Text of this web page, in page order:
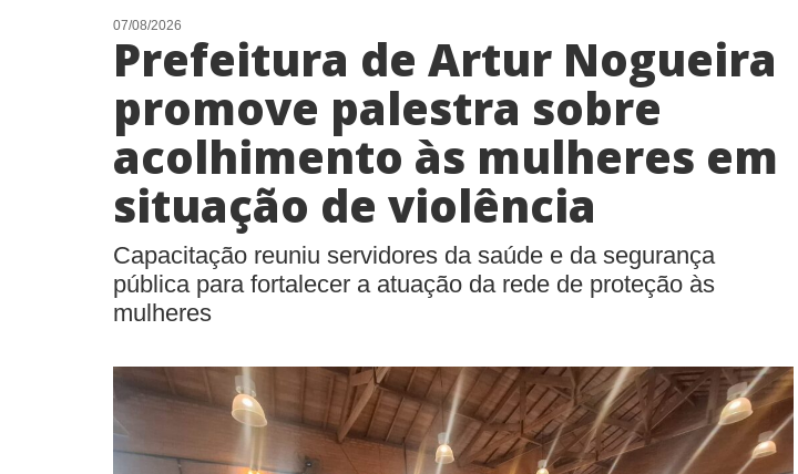
07/08/2026
Prefeitura de Artur Nogueira
promove palestra sobre
acolhimento às mulheres em
situação de violência
Capacitação reuniu servidores da saúde e da segurança
pública para fortalecer a atuação da rede de proteção às
mulheres